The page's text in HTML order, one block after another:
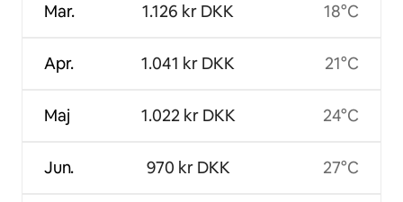
Mar.
Apr.
Maj
Jun.
1.126 kr DKK
1.041 kr DKK
1.022 kr DKK
970 kr DKK
18°C
21°C
24°C
27°C